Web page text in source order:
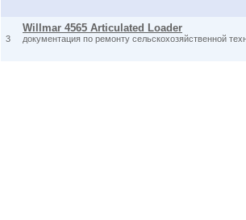
3
Willmar 4565 Articulated Loader
документация по ремонту сельскохозяйственной